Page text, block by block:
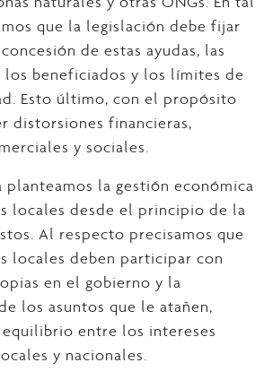
que la legislación debe fijar
de estas ayudas, las
los beneficiados y los límites de
Esto último, con el propósito
distorsiones financieras,
y sociales.
planteamos la gestión económica
locales desde el principio de la
Al respecto precisamos que
locales deben participar con
en el gobierno y la
los asuntos que le atañen,
entre los intereses
y nacionales.